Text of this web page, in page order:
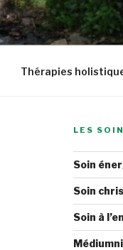
Thérapies
LES
Soin
Soin
Soin à